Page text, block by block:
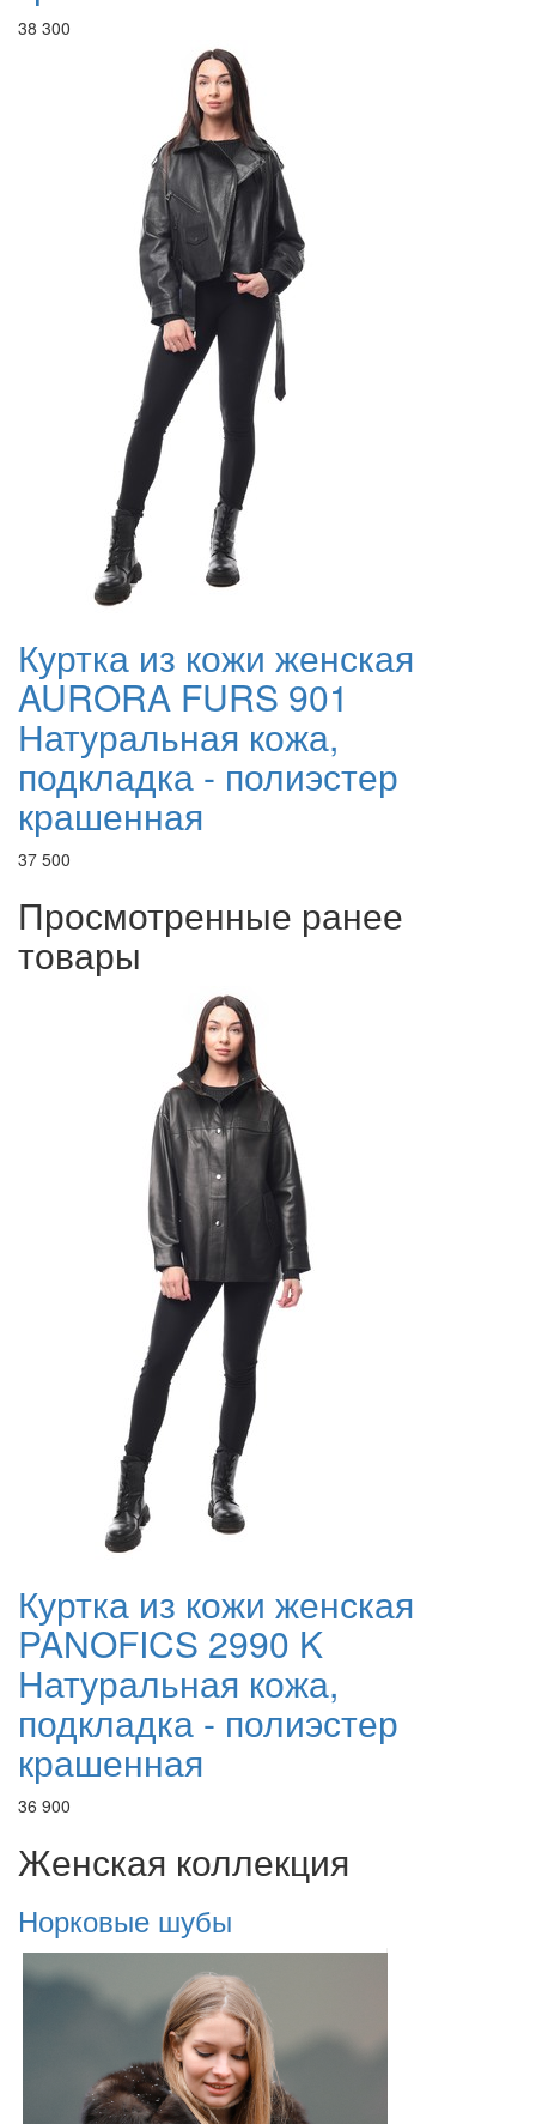
38 300
Куртка из кожи женская
AURORA FURS 901
Натуральная кожа,
подкладка - полиэстер
крашенная
37 500
Просмотренные ранее
товары
Куртка из кожи женская
PANOFICS 2990 K
Натуральная кожа,
подкладка - полиэстер
крашенная
36 900
Женская коллекция
Норковые шубы